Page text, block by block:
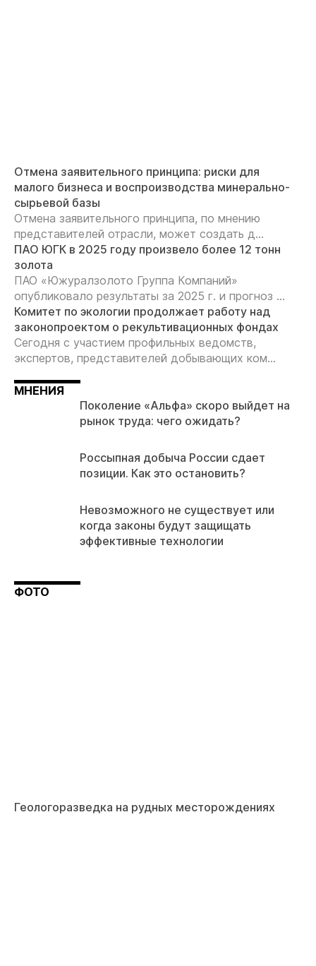
Отмена заявительного принципа: риски для
малого бизнеса и воспроизводства минерально-
сырьевой базы
Отмена заявительного принципа, по мнению
представителей отрасли, может создать д...
ПАО ЮГК в 2025 году произвело более 12 тонн
золота
ПАО «Южуралзолото Группа Компаний»
опубликовало результаты за 2025 г. и прогноз ...
Комитет по экологии продолжает работу над
законопроектом о рекультивационных фондах
Сегодня с участием профильных ведомств,
экспертов, представителей добывающих ком...
МНЕНИЯ
Поколение «Альфа» скоро выйдет на
рынок труда: чего ожидать?
Россыпная добыча России сдает
позиции. Как это остановить?
Невозможного не существует или
когда законы будут защищать
эффективные технологии
ФОТО
Геологоразведка на рудных месторождениях